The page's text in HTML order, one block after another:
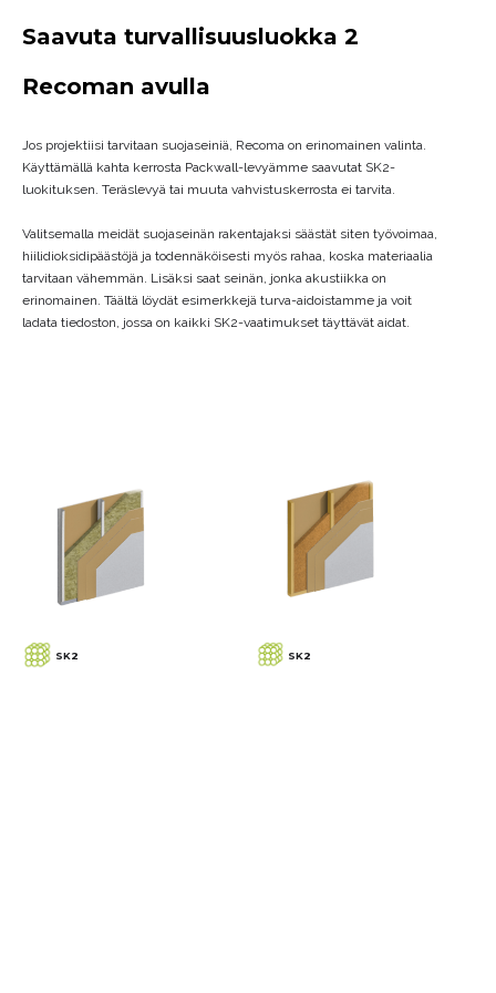
Saavuta turvallisuusluokka 2
Recoman avulla
Jos projektiisi tarvitaan suojaseiniä, Recoma on erinomainen valinta.
Käyttämällä kahta kerrosta Packwall-levyämme saavutat SK2-
luokituksen. Teräslevyä tai muuta vahvistuskerrosta ei tarvita.
Valitsemalla meidät suojaseinän rakentajaksi säästät siten työvoimaa,
hiilidioksidipäästöjä ja todennäköisesti myös rahaa, koska materiaalia
tarvitaan vähemmän. Lisäksi saat seinän, jonka akustiikka on
erinomainen. Täältä löydät esimerkkejä turva-aidoistamme ja voit
ladata tiedoston, jossa on kaikki SK2-vaatimukset täyttävät aidat.
SK2 SK2